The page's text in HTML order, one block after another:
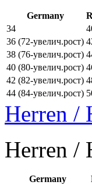
Germany
34
36 (72-увелич.рост)
38 (76-увелич.рост)
40 (80-увелич.рост)
42 (82-увелич.рост)
44 (84-увелич.рост)
Herren /
Herren /
Germany